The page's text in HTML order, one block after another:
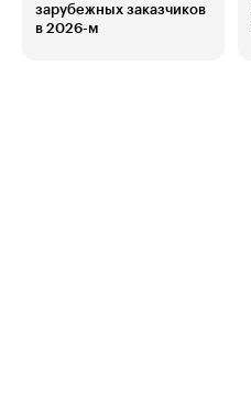
зарубежных заказчиков
в 2026-м